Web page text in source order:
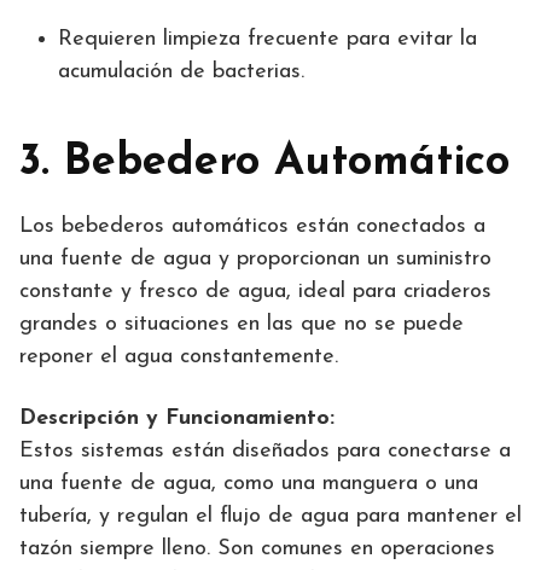
Requieren limpieza frecuente para evitar la
acumulación de bacterias.
3. Bebedero Automático
Los bebederos automáticos están conectados a
una fuente de agua y proporcionan un suministro
constante y fresco de agua, ideal para criaderos
grandes o situaciones en las que no se puede
reponer el agua constantemente.
Descripción y Funcionamiento:
Estos sistemas están diseñados para conectarse a
una fuente de agua, como una manguera o una
tubería, y regulan el flujo de agua para mantener el
tazón siempre lleno. Son comunes en operaciones